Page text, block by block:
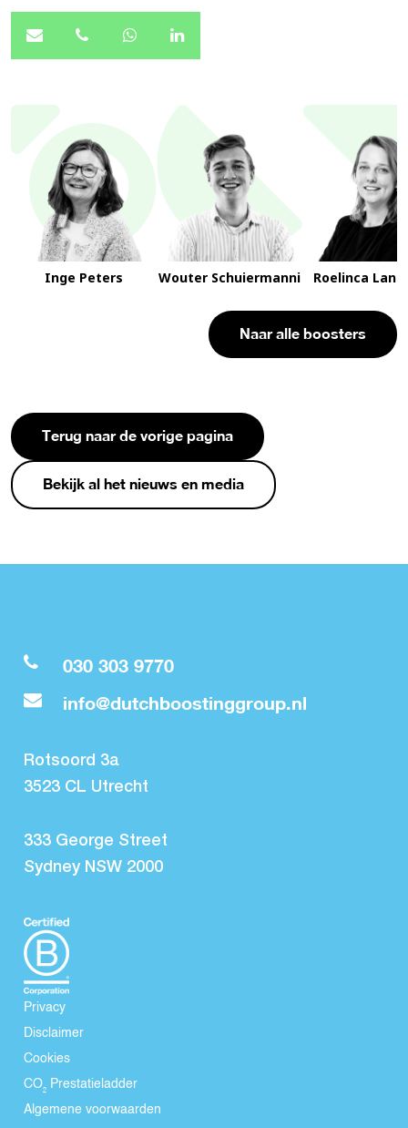
Inge Peters Wouter Schuiermanni Roelinca
Naar alle boosters
Terug naar de vorige pagina
Bekijk al het nieuws en media
030 303 9770
info@dutchboostinggroup.nl
Rotsoord 3a
3523 CL Utrecht
333 George Street
Sydney NSW 2000
Privacy
Disclaimer
Cookies
CO₂ Prestatieladder
Algemene voorwaarden